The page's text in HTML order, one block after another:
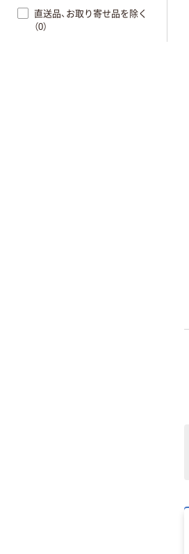
直送品、お取り寄せ品を除く
（0）